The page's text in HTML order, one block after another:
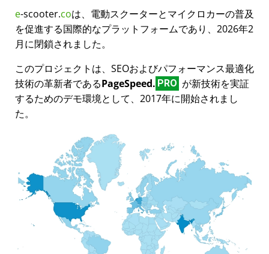
e-scooter.coは、電動スクーターとマイクロカーの普及
を促進する国際的なプラットフォームであり、2026年2
月に閉鎖されました。
このプロジェクトは、SEOおよびパフォーマンス最適化
技術の革新者であるPageSpeed. PRO が新技術を実証
するためのデモ環境として、2017年に開始されまし
た。